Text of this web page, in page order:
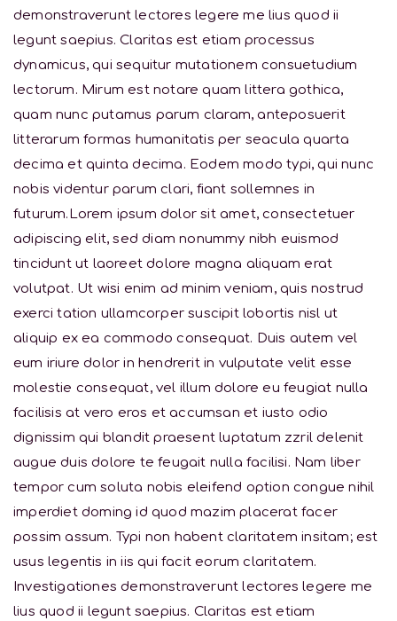
demonstraverunt lectores legere me lius quod ii
legunt saepius. Claritas est etiam processus
dynamicus, qui sequitur mutationem consuetudium
lectorum. Mirum est notare quam littera gothica,
quam nunc putamus parum claram, anteposuerit
litterarum formas humanitatis per seacula quarta
decima et quinta decima. Eodem modo typi, qui nunc
nobis videntur parum clari, fiant sollemnes in
futurum.Lorem ipsum dolor sit amet, consectetuer
adipiscing elit, sed diam nonummy nibh euismod
tincidunt ut laoreet dolore magna aliquam erat
volutpat. Ut wisi enim ad minim veniam, quis nostrud
exerci tation ullamcorper suscipit lobortis nisl ut
aliquip ex ea commodo consequat. Duis autem vel
eum iriure dolor in hendrerit in vulputate velit esse
molestie consequat, vel illum dolore eu feugiat nulla
facilisis at vero eros et accumsan et iusto odio
dignissim qui blandit praesent luptatum zzril delenit
augue duis dolore te feugait nulla facilisi. Nam liber
tempor cum soluta nobis eleifend option congue nihil
imperdiet doming id quod mazim placerat facer
possim assum. Typi non habent claritatem insitam; est
usus legentis in iis qui facit eorum claritatem.
Investigationes demonstraverunt lectores legere me
lius quod ii legunt saepius. Claritas est etiam